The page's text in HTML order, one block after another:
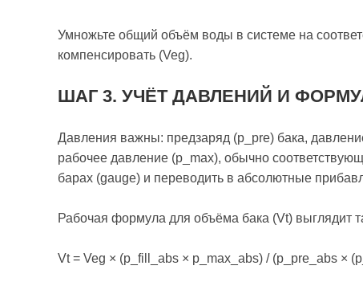
Умножьте общий объём воды в системе на
компенсировать (Veg).
ШАГ 3. УЧЁТ ДАВЛЕНИЙ И
Давления важны: предзаряд (p_pre) бака,
рабочее давление (p_max), обычно
барах (gauge) и переводить в абсолютные
Рабочая формула для объёма бака (Vt) выглядит
Vt = Veg × (p_fill_abs × p_max_abs) / (p_pre_abs ×